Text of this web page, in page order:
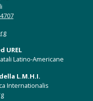
UREL
Latino-Americane
L.M.H.I.
Internationalis